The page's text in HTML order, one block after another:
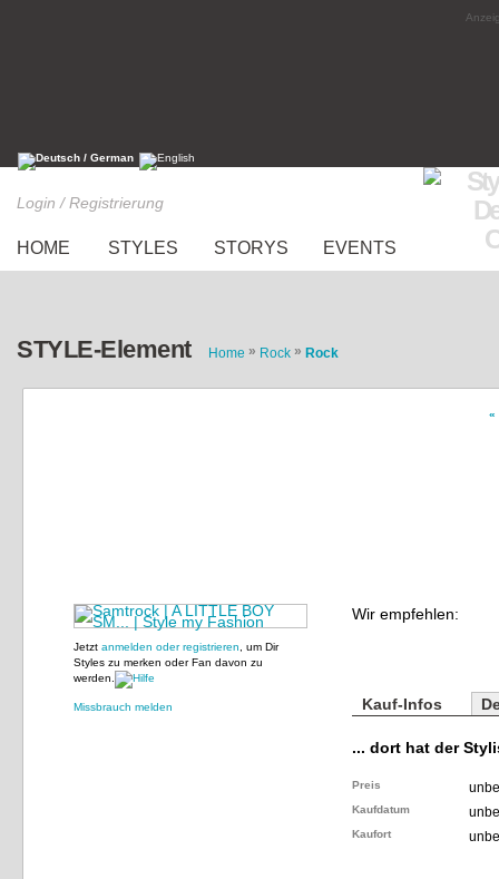
Login / Registrierung
HOME STYLES STORYS EVENTS
STYLE-Element Home » Rock » Rock
«
Jetzt anmelden oder registrieren , um Dir
Styles zu merken oder Fan davon zu
werden.
Missbrauch melden
Wir empfehlen:
Kauf-Infos
... dort hat der
Preis
Kaufdatum
Kaufort